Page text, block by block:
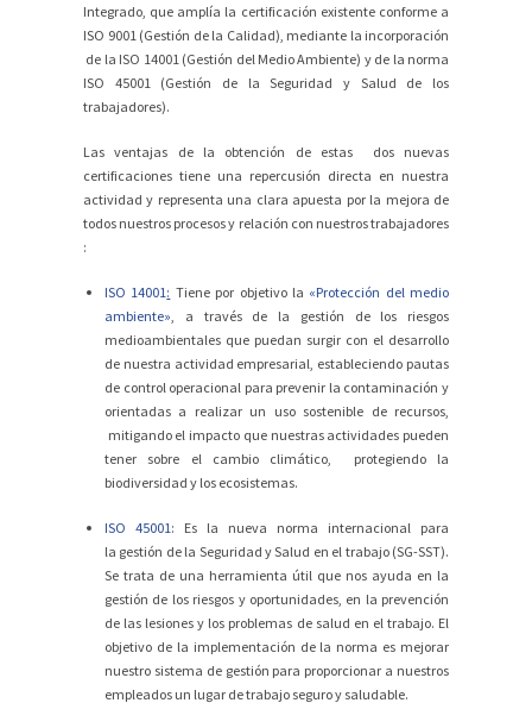
Integrado , que amplía la certificación existente conforme a
ISO 9001 (Gestión de la Calidad), mediante la incorporación
de la ISO 14001 (Gestión del Medio Ambiente) y de la norma
ISO 45001 (Gestión de la Seguridad y Salud de los
trabajadores).
Las ventajas de la obtención de estas dos nuevas
certificaciones tiene una repercusión directa en nuestra
actividad y representa una clara apuesta por la mejora de
todos nuestros procesos y relación con nuestros trabajadores
:
ISO 14001 : Tiene por objetivo la «Protección del medio
ambiente» , a través de la gestión de los riesgos
medioambientales que puedan surgir con el desarrollo
de nuestra actividad empresarial, estableciendo pautas
de control operacional para prevenir la contaminación y
orientadas a realizar un uso sostenible de recursos,
mitigando el impacto que nuestras actividades pueden
tener sobre el cambio climático, protegiendo la
biodiversidad y los ecosistemas.
ISO 45001 : Es la nueva norma internacional para
la gestión de la Seguridad y Salud en el trabajo(SG-SST).
Se trata de una herramienta útil que nos ayuda en la
gestión de los riesgos y oportunidades, en la prevención
de las lesiones y los problemas de salud en el trabajo. El
objetivo de la implementación de la norma es mejorar
nuestro sistema de gestión para proporcionar a nuestros
empleados un lugar de trabajo seguro y saludable.